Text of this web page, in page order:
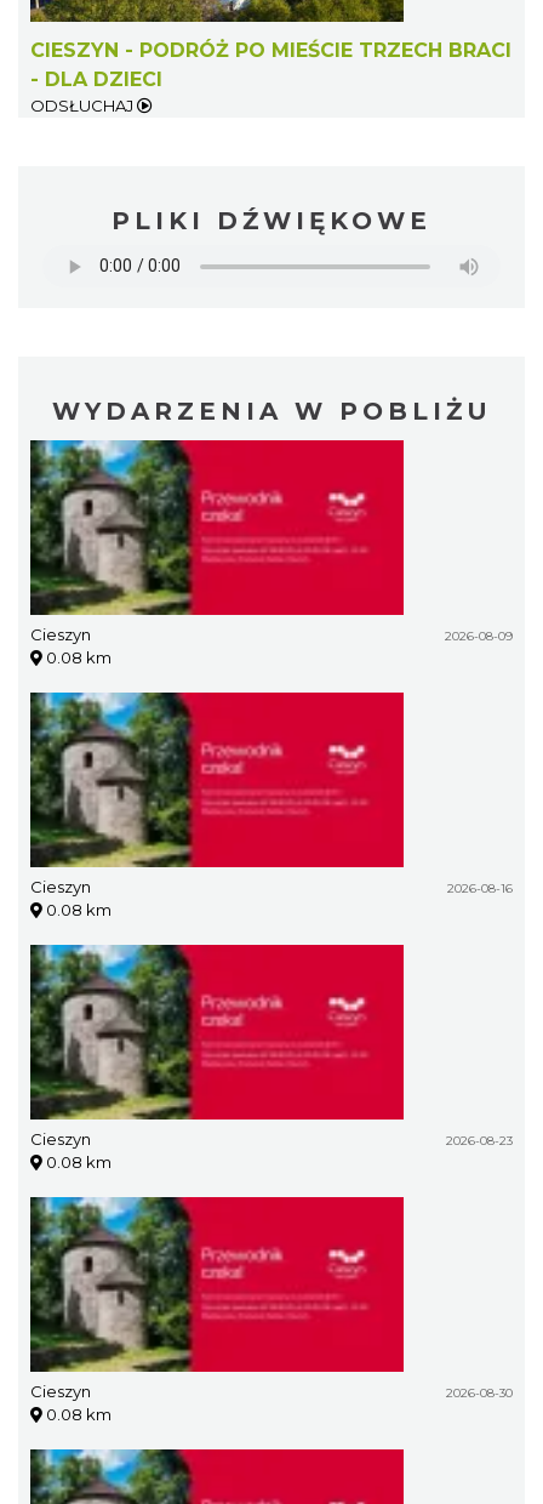
CIESZYN - PODRÓŻ PO MIEŚCIE TRZECH BRACI
- DLA DZIECI
ODSŁUCHAJ
PLIKI DŹWIĘKOWE
WYDARZENIA W POBLIŻU
Cieszyn 2026-08-09
0.08 km
Cieszyn 2026-08-16
0.08 km
Cieszyn 2026-08-23
0.08 km
Cieszyn 2026-08-30
0.08 km